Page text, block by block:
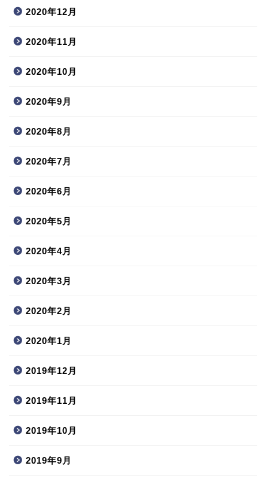
2020年12月
2020年11月
2020年10月
2020年9月
2020年8月
2020年7月
2020年6月
2020年5月
2020年4月
2020年3月
2020年2月
2020年1月
2019年12月
2019年11月
2019年10月
2019年9月